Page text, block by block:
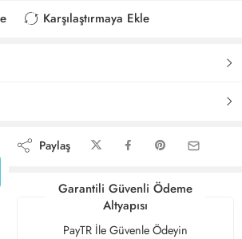
Karşılaştırmaya Ekle
Paylaş
Garantili Güvenli Ödeme
Altyapısı
PayTR İle Güvenle Ödeyin